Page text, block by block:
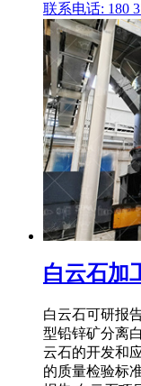
联系电话: 180
白云石加
白云石可研报
型铅锌矿分离
云石的开发和
的质量检验标